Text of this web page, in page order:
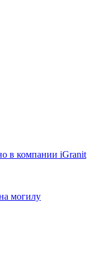
в компании iGranit
могилу